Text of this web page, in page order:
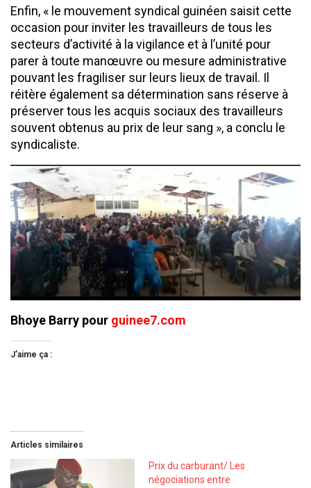
Enfin, « le mouvement syndical guinéen saisit cette
occasion pour inviter les travailleurs de tous les
secteurs d’activité à la vigilance et à l’unité pour
parer à toute manœuvre ou mesure administrative
pouvant les fragiliser sur leurs lieux de travail. Il
réitère également sa détermination sans réserve à
préserver tous les acquis sociaux des travailleurs
souvent obtenus au prix de leur sang », a conclu le
syndicaliste.
Bhoye Barry pour guinee7.com
J’aime ça :
Articles similaires
Prix du carburant/ Les
négociations entre